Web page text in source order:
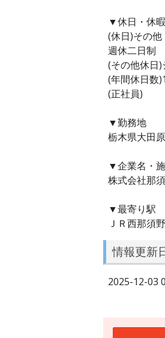
▼休日・休暇
(休日)その他
週休二日制
(その他休日
(年間休日数
(正社員)
▼勤務地
栃木県大田
▼企業名・
株式会社那
▼最寄り駅
ＪＲ西那須
情報更新
2025-12-03